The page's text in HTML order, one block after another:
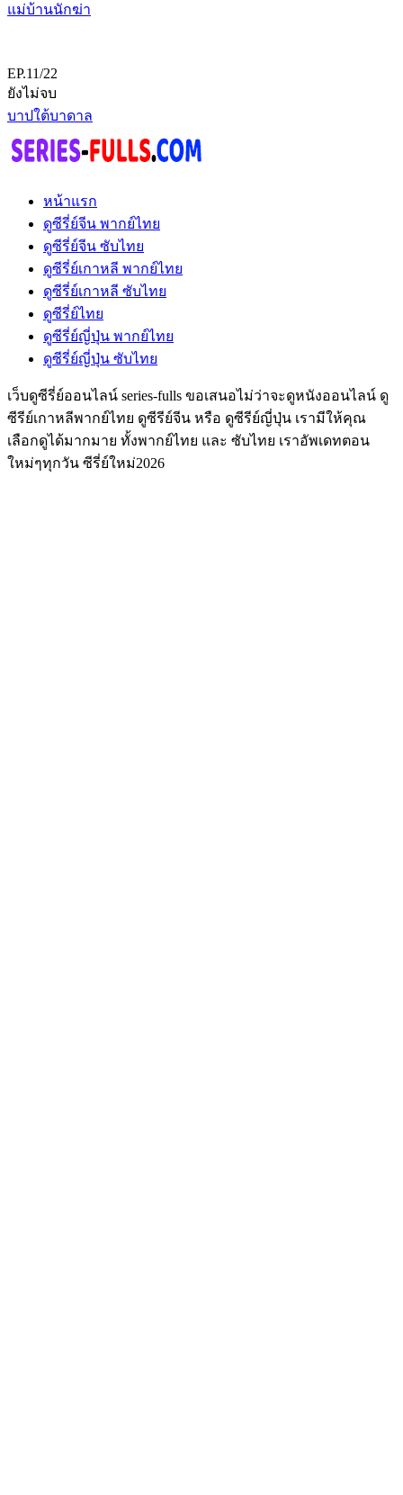
แม่บ้านนักฆ่า
EP.11/22
ยังไม่จบ
บาปใต้บาดาล
หน้าแรก
ดูซีรี่ย์จีน พากย์ไทย
ดูซีรี่ย์จีน ซับไทย
ดูซีรี่ย์เกาหลี พากย์ไทย
ดูซีรี่ย์เกาหลี ซับไทย
ดูซีรี่ย์ไทย
ดูซีรี่ย์ญี่ปุ่น พากย์ไทย
ดูซีรี่ย์ญี่ปุ่น ซับไทย
เว็บดูซีรี่ย์ออนไลน์ series-fulls ขอเสนอไม่ว่าจะดูหนังออนไลน์ ดู
ซีรีย์เกาหลีพากย์ไทย ดูซีรีย์จีน หรือ ดูซีรีย์ญี่ปุ่น เรามีให้คุณ
เลือกดูได้มากมาย ทั้งพากย์ไทย และ ซับไทย เราอัพเดทตอน
ใหม่ๆทุกวัน ซีรี่ย์ใหม่2026